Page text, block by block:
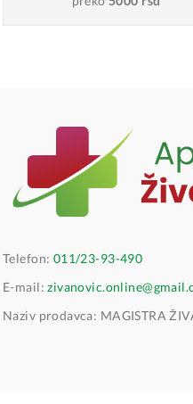
Telefon: 011/23-93-490
E-mail:
Naziv prodavca: MAGISTRA